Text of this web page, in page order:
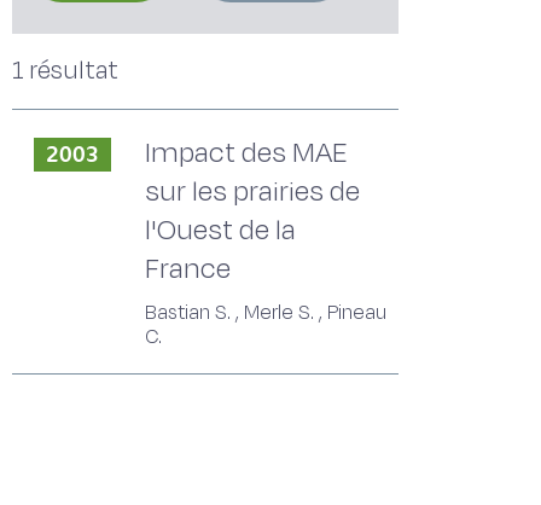
1 résultat
2003
Impact des MAE
sur les prairies de
l'Ouest de la
France
Bastian S. , Merle S. , Pineau
C.